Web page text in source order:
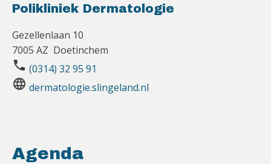
Polikliniek Dermatologie
Gezellenlaan 10
7005 AZ Doetinchem
phone (0314) 32 95 91
language dermatologie.slingeland.nl
Agenda